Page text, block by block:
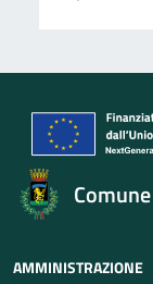
AMMINISTRAZIONE